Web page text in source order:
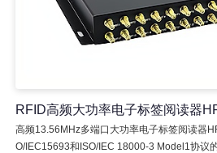
RFID高频大功率电子标签阅读器
高频13.56MHz多端口大功率电子标签阅读器
O/IEC15693和ISO/IEC 18000-3 Model1协议